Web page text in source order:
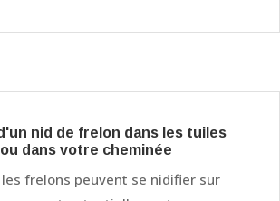
nid de frelon dans les tuiles
dans votre cheminée
frelons peuvent se nidifier sur